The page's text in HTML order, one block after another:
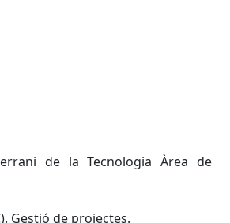
de la Tecnologia Àrea de
Gestió de projectes.